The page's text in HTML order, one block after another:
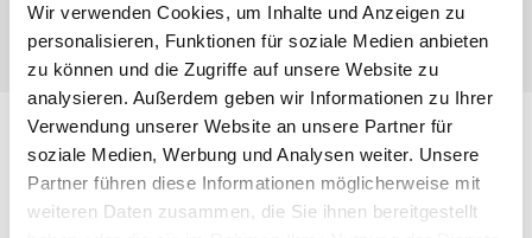
Wir verwenden Cookies, um Inhalte und Anzeigen zu
personalisieren, Funktionen für soziale Medien anbieten
zu können und die Zugriffe auf unsere Website zu
analysieren. Außerdem geben wir Informationen zu Ihrer
Verwendung unserer Website an unsere Partner für
soziale Medien, Werbung und Analysen weiter. Unsere
Partner führen diese Informationen möglicherweise mit
weiteren Daten zusammen, die Sie ihnen bereitgestellt
Zum Know-how
Weitere Neuigkeiten